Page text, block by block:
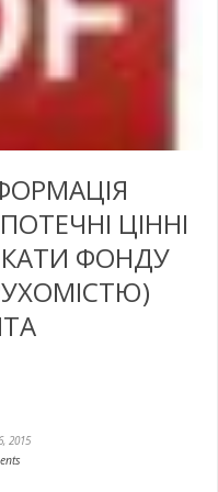
ЦІННІ
ФОНДУ
2015